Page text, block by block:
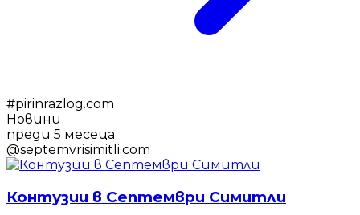
#pirinrazlog.com
Новини
преди 5 месеца
@septemvrisimitli.com
Контузии в Септември Симитли